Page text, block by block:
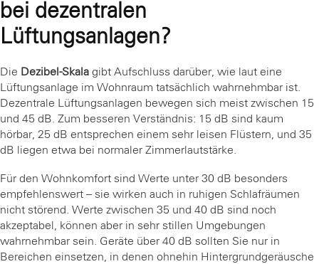
bei dezentralen
Lüftungsanlagen?
Die Dezibel-Skala gibt Aufschluss darüber, wie laut eine
Lüftungsanlage im Wohnraum tatsächlich wahrnehmbar ist.
Dezentrale Lüftungsanlagen bewegen sich meist zwischen 15
und 45 dB. Zum besseren Verständnis: 15 dB sind kaum
hörbar, 25 dB entsprechen einem sehr leisen Flüstern, und 35
dB liegen etwa bei normaler Zimmerlautstärke.
Für den Wohnkomfort sind Werte unter 30 dB besonders
empfehlenswert – sie wirken auch in ruhigen Schlafräumen
nicht störend. Werte zwischen 35 und 40 dB sind noch
akzeptabel, können aber in sehr stillen Umgebungen
wahrnehmbar sein. Geräte über 40 dB sollten Sie nur in
Bereichen einsetzen, in denen ohnehin Hintergrundgeräusche